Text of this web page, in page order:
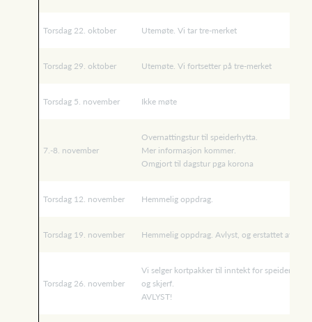
Torsdag 22. oktober Utemøte. Vi tar tre-merket
Torsdag 29. oktober Utemøte. Vi fortsetter på tre-merket
Torsdag 5. november Ikke møte
7.-8. november
Overnattingstur til speiderhytta.
Mer informasjon kommer.
Omgjort til dagstur pga korona
Torsdag 12. november Hemmelig oppdrag.
Torsdag 19. november Hemmelig oppdrag. Avlyst, og erstattet av
Torsdag 26. november
Vi selger kortpakker til inntekt for speideren.
og skjerf.
AVLYST!